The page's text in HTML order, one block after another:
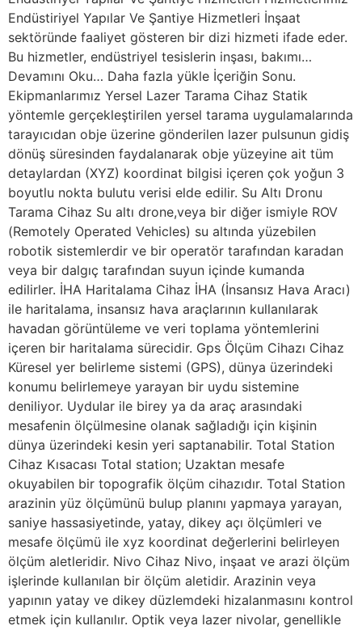
Endüstiriyel Yapılar Ve Şantiye Hizmetleri İnşaat
sektöründe faaliyet gösteren bir dizi hizmeti ifade eder.
Bu hizmetler, endüstriyel tesislerin inşası, bakımı…
Devamını Oku… Daha fazla yükle İçeriğin Sonu.
Ekipmanlarımız Yersel Lazer Tarama Cihaz Statik
yöntemle gerçekleştirilen yersel tarama uygulamalarında
tarayıcıdan obje üzerine gönderilen lazer pulsunun gidiş
dönüş süresinden faydalanarak obje yüzeyine ait tüm
detaylardan (XYZ) koordinat bilgisi içeren çok yoğun 3
boyutlu nokta bulutu verisi elde edilir. Su Altı Dronu
Tarama Cihaz Su altı drone,veya bir diğer ismiyle ROV
(Remotely Operated Vehicles) su altında yüzebilen
robotik sistemlerdir ve bir operatör tarafından karadan
veya bir dalgıç tarafından suyun içinde kumanda
edilirler. İHA Haritalama Cihaz İHA (İnsansız Hava Aracı)
ile haritalama, insansız hava araçlarının kullanılarak
havadan görüntüleme ve veri toplama yöntemlerini
içeren bir haritalama sürecidir. Gps Ölçüm Cihazı Cihaz
Küresel yer belirleme sistemi (GPS), dünya üzerindeki
konumu belirlemeye yarayan bir uydu sistemine
deniliyor. Uydular ile birey ya da araç arasındaki
mesafenin ölçülmesine olanak sağladığı için kişinin
dünya üzerindeki kesin yeri saptanabilir. Total Station
Cihaz Kısacası Total station; Uzaktan mesafe
okuyabilen bir topografik ölçüm cihazıdır. Total Station
arazinin yüz ölçümünü bulup planını yapmaya yarayan,
saniye hassasiyetinde, yatay, dikey açı ölçümleri ve
mesafe ölçümü ile xyz koordinat değerlerini belirleyen
ölçüm aletleridir. Nivo Cihaz Nivo, inşaat ve arazi ölçüm
işlerinde kullanılan bir ölçüm aletidir. Arazinin veya
yapının yatay ve dikey düzlemdeki hizalanmasını kontrol
etmek için kullanılır. Optik veya lazer nivolar, genellikle